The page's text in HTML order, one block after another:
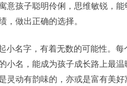
意孩子聪明伶俐，思维敏锐，
，做出正确的选择。
小名字，有着无数的可能性。
小名，能成为孩子成长路上最
灵动有韵味的，亦或是富有美